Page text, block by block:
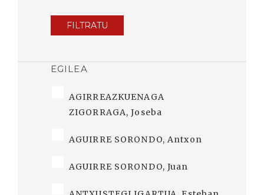
FILTRATU
EGILEA
AGIRREAZKUENAGA
ZIGORRAGA, Joseba
AGUIRRE SORONDO, Antxon
AGUIRRE SORONDO, Juan